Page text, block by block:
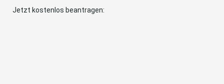
Jetzt kostenlos beantragen: